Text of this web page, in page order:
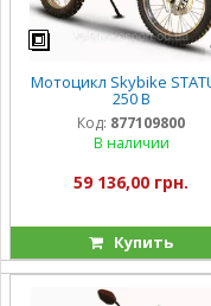
Мотоцикл Skybike
250 B
Код: 877109800
В наличии
59 136,00 грн.
Купить